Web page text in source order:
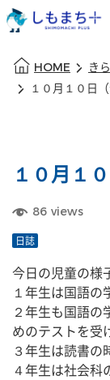
HOME き
１０月１０日
１０月１
86 views
日誌
今日の児童の様
１年生は国語の
２年生も国語の
めのテストを受
３年生は読書の
４年生は社会科